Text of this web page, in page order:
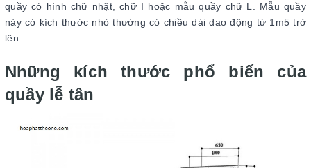
quầy có hình chữ nhật, chữ I hoặc mẫu quầy chữ L. Mẫu quầy
này có kích thước nhỏ thường có chiều dài dao động từ 1m5 trở
lên.
Những kích thước phổ biến của
quầy lễ tân